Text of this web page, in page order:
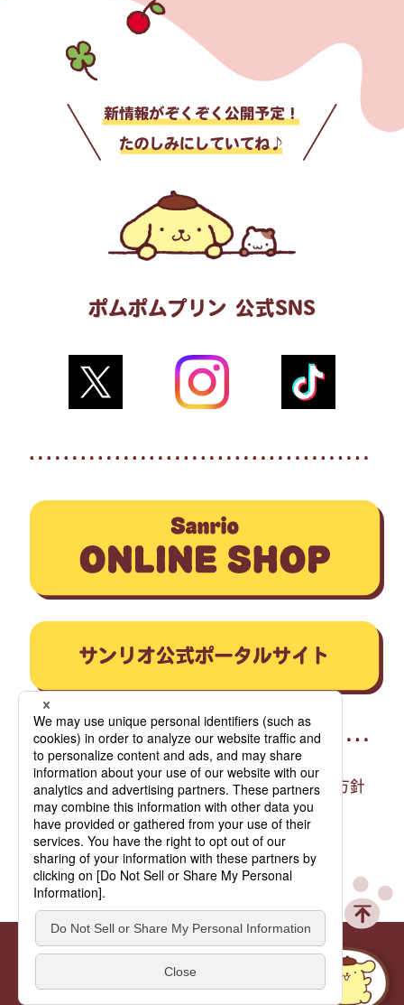
ポムポムプリン 公式SNS
プライバシーポリシー
情報セキュリティ方針
このサイトについて
このサイトに掲載のイラスト・写真・文章の無断転載を禁じます。
すべての著作権は株式会社サンリオに帰属します。